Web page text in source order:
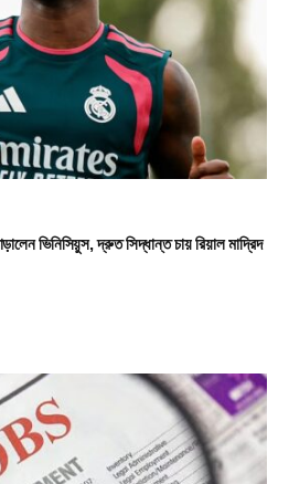
ভিনিসিয়ুস, দ্রুত সিদ্ধান্ত চায় রিয়াল মাদ্রিদ